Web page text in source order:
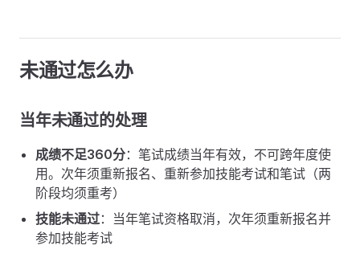
未通过怎么办
当年未通过的处理
成绩不足360分：笔试成绩当年有效，不可跨年度使
用。次年须重新报名、重新参加技能考试和笔试（两
阶段均须重考）
技能未通过：当年笔试资格取消，次年须重新报名并
参加技能考试